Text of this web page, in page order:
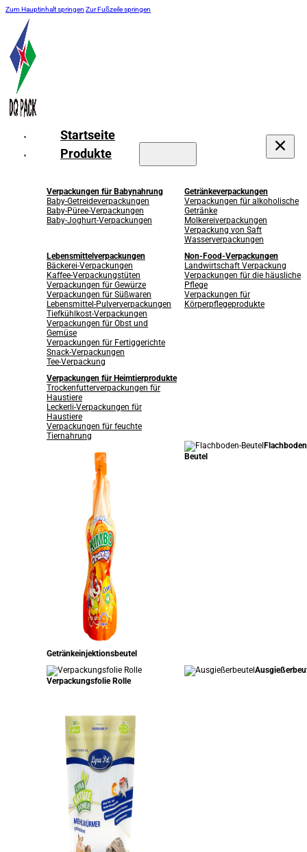
Zum Hauptinhalt springen Zur Fußzeile springen
Startseite
Produkte
Verpackungen für Babynahrung
Baby-Getreideverpackungen
Baby-Püree-Verpackungen
Baby-Joghurt-Verpackungen
Getränkeverpackungen
Verpackungen für alkoholische
Getränke
Molkereiverpackungen
Verpackung von Saft
Wasserverpackungen
Lebensmittelverpackungen
Bäckerei-Verpackungen
Kaffee-Verpackungstüten
Verpackungen für Gewürze
Verpackungen für Süßwaren
Lebensmittel-Pulververpackungen
Tiefkühlkost-Verpackungen
Verpackungen für Obst und
Gemüse
Verpackungen für Fertiggerichte
Snack-Verpackungen
Tee-Verpackung
Non-Food-Verpackungen
Landwirtschaft Verpackung
Verpackungen für die häusliche
Pflege
Verpackungen für
Körperpflegeprodukte
Verpackungen für Heimtierprodukte
Trockenfutterverpackungen für
Haustiere
Leckerli-Verpackungen für
Haustiere
Verpackungen für feuchte
Tiernahrung
Getränkeinjektionsbeutel
Beutel
Verpackungsfolie Rolle